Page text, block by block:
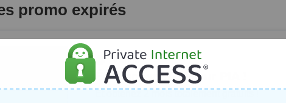
promo expirés
réduction
Vérifié
Économisez 82% sur PIA !